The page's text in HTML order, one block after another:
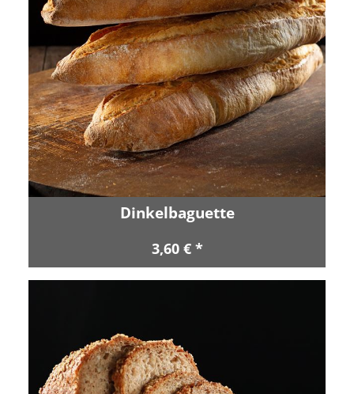
Dinkelbaguette
3,60 € *